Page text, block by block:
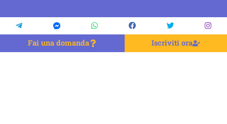
Fai una domanda Iscriviti ora